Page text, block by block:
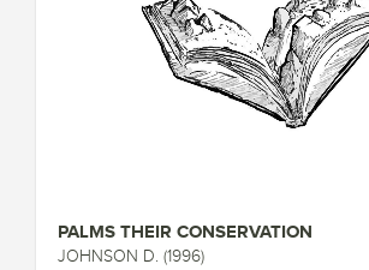
PALMS THEIR CONSERVATION
JOHNSON D. (1996)